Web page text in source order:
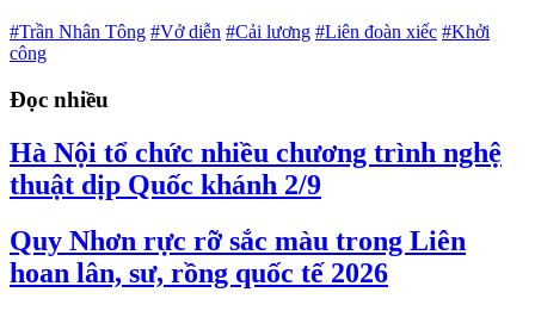
#Trần Nhân Tông #Vở diễn #Cải lương #Liên đoàn xiếc #Khởi
công
Đọc nhiều
Hà Nội tổ chức nhiều chương trình nghệ
thuật dịp Quốc khánh 2/9
Quy Nhơn rực rỡ sắc màu trong Liên
hoan lân, sư, rồng quốc tế 2026